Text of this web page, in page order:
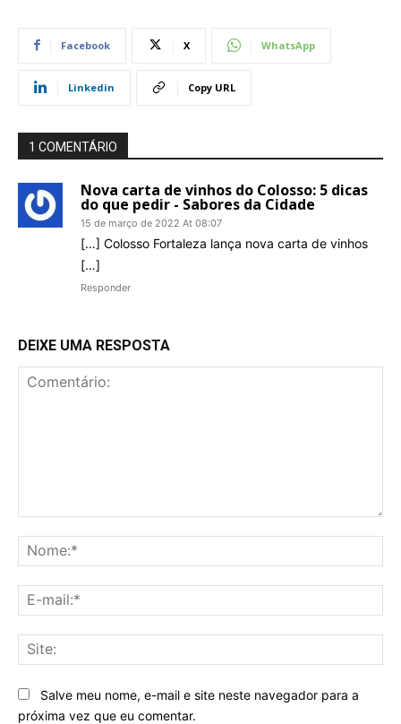
Facebook X WhatsApp
Linkedin Copy URL
1 COMENTÁRIO
Nova carta de vinhos do Colosso: 5 dicas
do que pedir - Sabores da Cidade
15 de março de 2022 At 08:07
[…] Colosso Fortaleza lança nova carta de vinhos
[…]
Responder
DEIXE UMA RESPOSTA
Salve meu nome, e-mail e site neste navegador para a
próxima vez que eu comentar.